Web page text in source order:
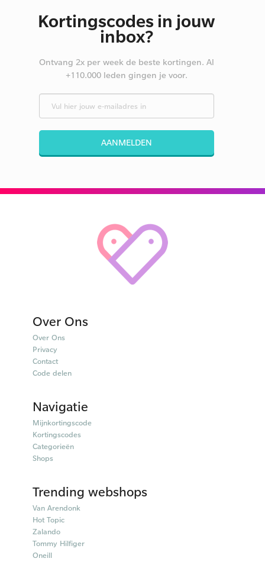
Kortingscodes in jouw
inbox?
Ontvang 2x per week de beste kortingen. Al
+110.000 leden gingen je voor.
AANMELDEN
Over Ons
Over Ons
Privacy
Contact
Code delen
Navigatie
Mijnkortingscode
Kortingscodes
Categorieën
Shops
Trending webshops
Van Arendonk
Hot Topic
Zalando
Tommy Hilfiger
Oneill